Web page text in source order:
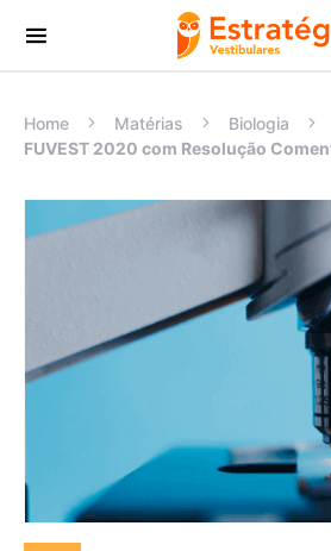
Procurar:
Home Matérias Biologia
FUVEST 2020 com Resolução